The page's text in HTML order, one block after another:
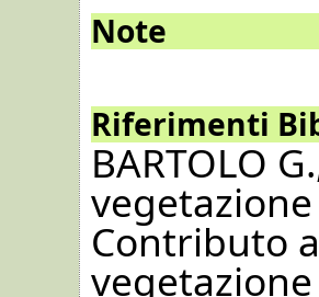
Note
Riferimenti
BARTOLO
Contributo